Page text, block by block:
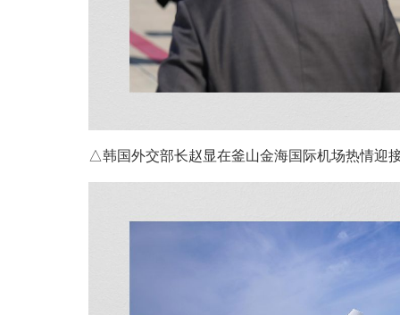
△韩国外交部长赵显在釜山金海国际机场热情迎